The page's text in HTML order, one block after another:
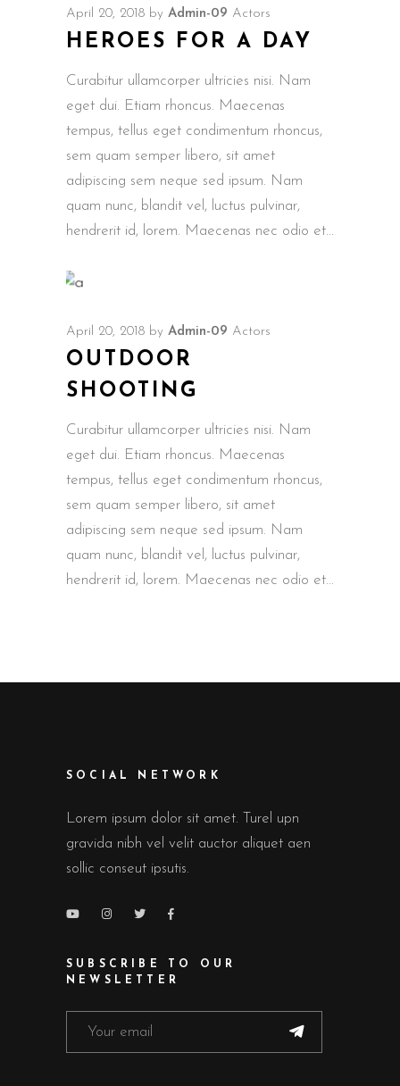
April 20, 2018 by Admin-09 Actors
HEROES FOR A DAY
Curabitur ullamcorper ultricies nisi. Nam
eget dui. Etiam rhoncus. Maecenas
tempus, tellus eget condimentum rhoncus,
sem quam semper libero, sit amet
adipiscing sem neque sed ipsum. Nam
quam nunc, blandit vel, luctus pulvinar,
hendrerit id, lorem. Maecenas nec odio et
April 20, 2018 by Admin-09 Actors
OUTDOOR
SHOOTING
Curabitur ullamcorper ultricies nisi. Nam
eget dui. Etiam rhoncus. Maecenas
tempus, tellus eget condimentum rhoncus,
sem quam semper libero, sit amet
adipiscing sem neque sed ipsum. Nam
quam nunc, blandit vel, luctus pulvinar,
hendrerit id, lorem. Maecenas nec odio et
SOCIAL NETWORK
Lorem ipsum dolor sit amet. Turel upn
gravida nibh vel velit auctor aliquet aen
sollic conseut ipsutis.
SUBSCRIBE TO OUR
NEWSLETTER